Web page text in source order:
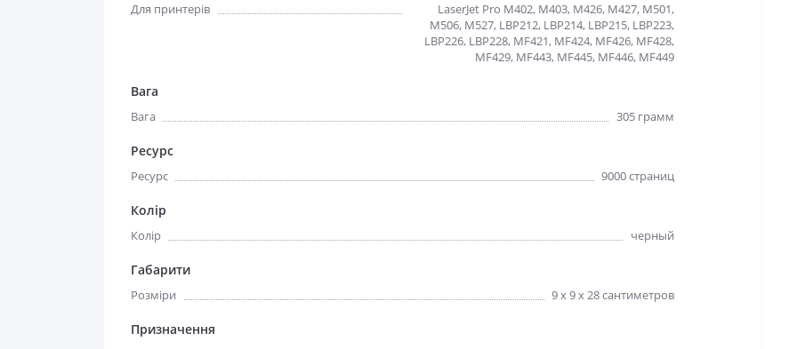
Для принтерів
LaserJet Pro M402, M403, M426, M427, M501,
M506, M527, LBP212, LBP214, LBP215, LBP223,
LBP226, LBP228, MF421, MF424, MF426, MF428,
MF429, MF443, MF445, MF446, MF449
Вага
Вага 305 грамм
Ресурс
Ресурс 9000 страниц
Колір
Колір черный
Габарити
Розміри 9 х 9 х 28 сантиметров
Призначення